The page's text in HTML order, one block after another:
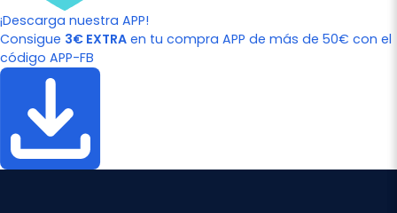
¡Descarga nuestra APP!
Consigue 3€ EXTRA en tu compra APP de más de 50€ con el
código APP-FB